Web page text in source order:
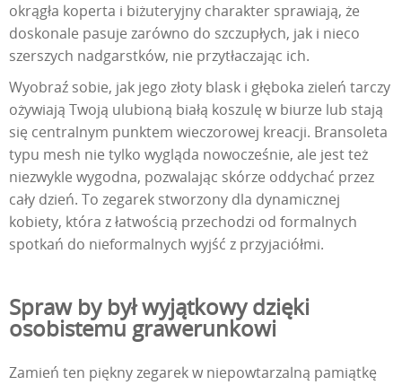
okrągła koperta i biżuteryjny charakter sprawiają, że
doskonale pasuje zarówno do szczupłych, jak i nieco
szerszych nadgarstków, nie przytłaczając ich.
Wyobraź sobie, jak jego złoty blask i głęboka zieleń tarczy
ożywiają Twoją ulubioną białą koszulę w biurze lub stają
się centralnym punktem wieczorowej kreacji. Bransoleta
typu mesh nie tylko wygląda nowocześnie, ale jest też
niezwykle wygodna, pozwalając skórze oddychać przez
cały dzień. To zegarek stworzony dla dynamicznej
kobiety, która z łatwością przechodzi od formalnych
spotkań do nieformalnych wyjść z przyjaciółmi.
Spraw by był wyjątkowy dzięki
osobistemu grawerunkowi
Zamień ten piękny zegarek w niepowtarzalną pamiątkę